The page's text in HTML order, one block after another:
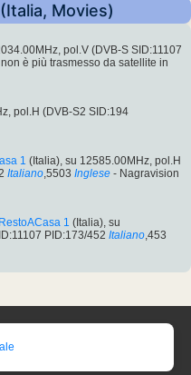
Movies)
pol.V (DVB-S SID:11107
è più trasmesso da satellite in
pol.H (DVB-S2 SID:194
1 (Italia), su 12585.00MHz, pol.H
Italiano,5503 Inglese - Nagravision
1 (Italia), su
PID:173/452 Italiano,453